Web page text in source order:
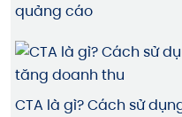
quảng cáo
CTA là gì? Cách sử